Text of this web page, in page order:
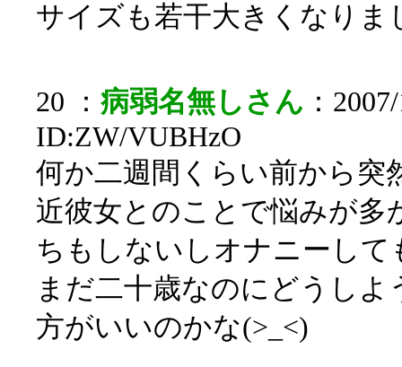
サイズも若干大きくなりま
20 ： 病弱名無しさん ：
ID:ZW/VUBHzO
何か二週間くらい前から突
近彼女とのことで悩みが多
ちもしないしオナニーし
まだ二十歳なのにどうしよ
方がいいのかな(>_<)